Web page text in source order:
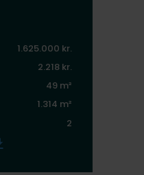
1.625.000 kr.
2.218 kr.
49 m²
1.314 m²
2